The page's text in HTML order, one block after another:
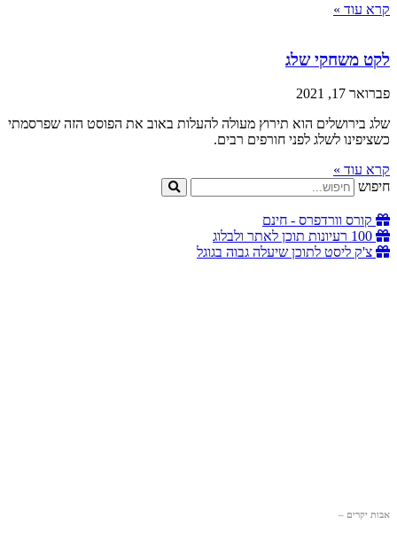
קרא עוד »
לקט משחקי שלג
פברואר 17, 2021
שלג בירושלים הוא תירוץ מעולה להעלות באוב את הפוסט הזה שפרסמתי
כשציפינו לשלג לפני חורפים רבים.
קרא עוד »
חיפוש
קורס וורדפרס - חינם
100 רעיונות תוכן לאתר ולבלוג
צ'ק ליסט לתוכן שיעלה גבוה בגוגל
אבות יקרים –